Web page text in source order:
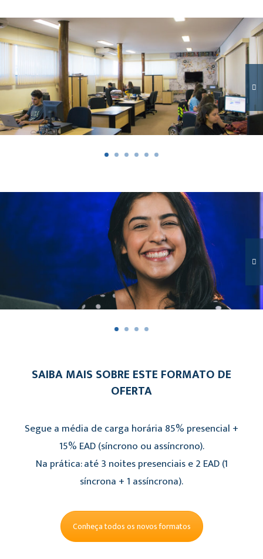
SAIBA MAIS SOBRE ESTE FORMATO DE
OFERTA
Segue a média de carga horária 85% presencial +
15% EAD (síncrono ou assíncrono).
Na prática: até 3 noites presenciais e 2 EAD (1
síncrona + 1 assíncrona).
Conheça todos os novos formatos